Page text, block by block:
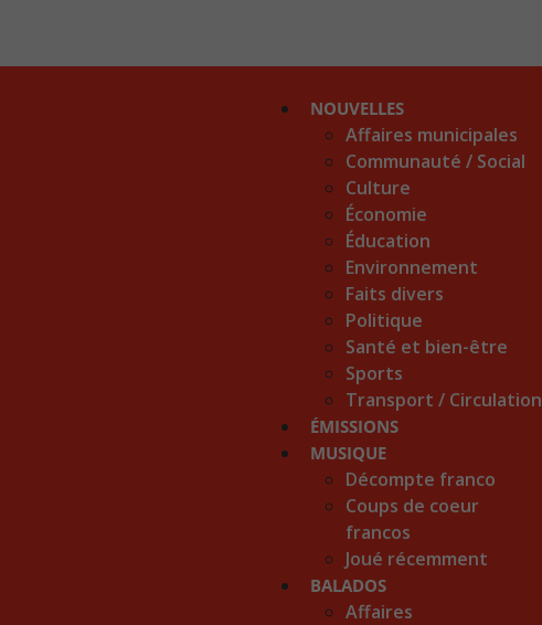
NOUVELLES
Affaires municipales
Communauté / Social
Culture
Économie
Éducation
Environnement
Faits divers
Politique
Santé et bien-être
Sports
Transport / Circulation
ÉMISSIONS
MUSIQUE
Décompte franco
Coups de coeur
francos
Joué récemment
BALADOS
Affaires